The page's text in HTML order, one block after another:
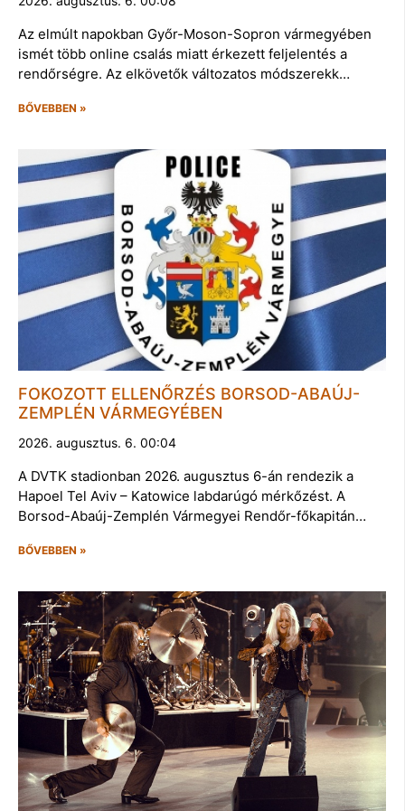
Az elmúlt napokban Győr-Moson-Sopron vármegyében
ismét több online csalás miatt érkezett feljelentés a
rendőrségre. Az elkövetők változatos módszerekk…
BŐVEBBEN »
FOKOZOTT ELLENŐRZÉS BORSOD-ABAÚJ-
ZEMPLÉN VÁRMEGYÉBEN
2026. augusztus. 6. 00:04
A DVTK stadionban 2026. augusztus 6-án rendezik a
Hapoel Tel Aviv – Katowice labdarúgó mérkőzést. A
Borsod-Abaúj-Zemplén Vármegyei Rendőr-főkapitán…
BŐVEBBEN »